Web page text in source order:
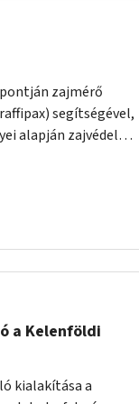
zajmérő
segítségével,
alapján zajvédelmi
a Kelenföldi
kialakítása a